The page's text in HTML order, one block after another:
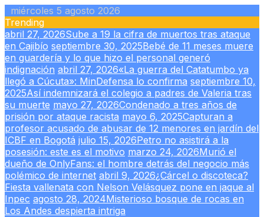
Skip
to
content
miércoles 5 agosto 2026
Trending
abril 27, 2026Sube a 19 la cifra de muertos tras ataque
en Cajibío septiembre 30, 2025Bebé de 11 meses muere
en guardería y lo que hizo el personal generó
indignación abril 27, 2026«La guerra del Catatumbo ya
llegó a Cúcuta»: MinDefensa lo confirma septiembre 10,
2025Así indemnizará el colegio a padres de Valeria tras
su muerte mayo 27, 2026Condenado a tres años de
prisión por ataque racista mayo 6, 2025Capturan a
profesor acusado de abusar de 12 menores en jardín del
ICBF en Bogotá julio 15, 2026Petro no asistirá a la
posesión: este es el motivo marzo 24, 2026Murió el
dueño de OnlyFans: el hombre detrás del negocio más
polémico de internet abril 9, 2026¿Cárcel o discoteca?
Fiesta vallenata con Nelson Velásquez pone en jaque al
Inpec agosto 28, 2024Misterioso bosque de rocas en
Los Andes despierta intriga